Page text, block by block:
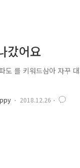
갔어요
도 를 키워드삼아 자꾸
2018.12.26